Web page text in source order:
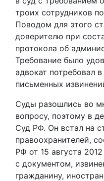
троих сотрудников
Поводом для этого
доверителю при
протокола об
Требование было
адвокат потребовал
письменных
Суды разошлись во
вопросу, поэтому в
Суд РФ. Он встал на
правоохранителей,
РФ от 15 августа
с документом,
гражданину,